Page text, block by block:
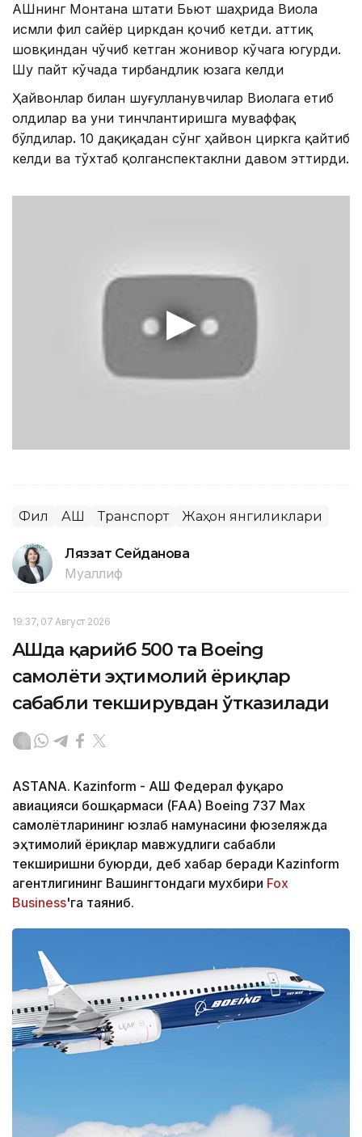
АҚШнинг Монтана штати Бьют шаҳрида Виола
исмли фил сайёр циркдан қочиб кетди. Қаттиқ
шовқиндан чўчиб кетган жонивор кўчага югурди.
Шу пайт кўчада тирбандлик юзага келди
Ҳайвонлар билан шуғулланувчилар Виолага етиб
олдилар ва уни тинчлантиришга муваффақ
бўлдилар. 10 дақиқадан сўнг ҳайвон циркга қайтиб
келди ва тўхтаб қолганспектаклни давом эттирди.
Фил АҚШ Транспорт Жаҳон янгиликлари
Ляззат Сейданова
Муаллиф
19:37, 07 Август 2026
АҚШда қарийб 500 та Boeing
самолёти эҳтимолий ёриқлар
сабабли текширувдан ўтказилади
ASTANA. Kazinform - АҚШ Федерал фуқаро
авиацияси бошқармаси (FAA) Boeing 737 Max
самолётларининг юзлаб намунасини фюзеляжда
эҳтимолий ёриқлар мавжудлиги сабабли
текширишни буюрди, деб хабар беради Kazinform
агентлигининг Вашингтондаги мухбири Fox
Business'га таяниб.